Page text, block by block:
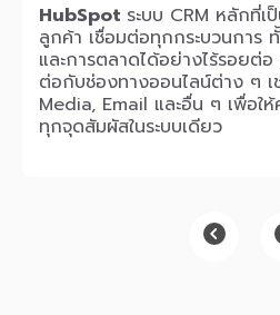
HubSpot ระบบ CRM หลักที่
ลูกค้า เชื่อมต่อทุกกระบวนการ
และการตลาดได้อย่างไร้รอยต่
ต่อกับช่องทางออนไลน์ต่าง ๆ
Media, Email และอื่น ๆ เพื่อใ
ทุกจุดสัมผัสในระบบเดียว